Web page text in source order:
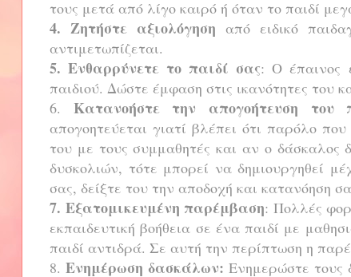
τους μετά από λίγο καιρό ή όταν το παιδί
4. Ζητήστε αξιολόγηση από ειδικό
αντιμετωπίζεται.
5. Ενθαρρύνετε το παιδί σας: Ο έπαινος
παιδιού. Δώστε έμφαση στις ικανότητες του
6. Κατανοήστε την απογοήτευση του
απογοητεύεται γιατί βλέπει ότι παρόλο
του με τους συμμαθητές και αν ο δάσκαλος
δυσκολιών, τότε μπορεί να δημιουργηθεί
σας, δείξτε του την αποδοχή και κατανόηση
7. Εξατομικευμένη παρέμβαση: Πολλές
εκπαιδευτική βοήθεια σε ένα παιδί με
παιδί αντιδρά. Σε αυτή την περίπτωση η
8. Ενημέρωση δασκάλων: Ενημερώστε τους